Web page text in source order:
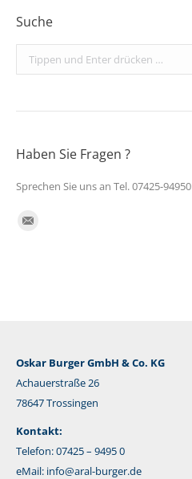
Suche
Search:
Haben Sie Fragen ?
Sprechen Sie uns an Tel. 07425-94950
Finden Sie uns auf:
Oskar Burger GmbH & Co. KG
Achauerstraße 26
78647 Trossingen
Kontakt:
Telefon: 07425 – 9495 0
eMail: info@aral-burger.de